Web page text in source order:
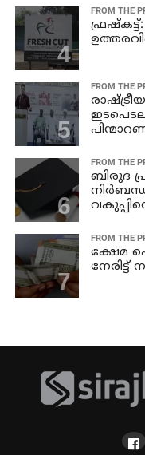
FROM THE
FROM THE
FROM THE
ബിരുദ
FROM THE
ക്ഷേമ
നേരിട്ട്